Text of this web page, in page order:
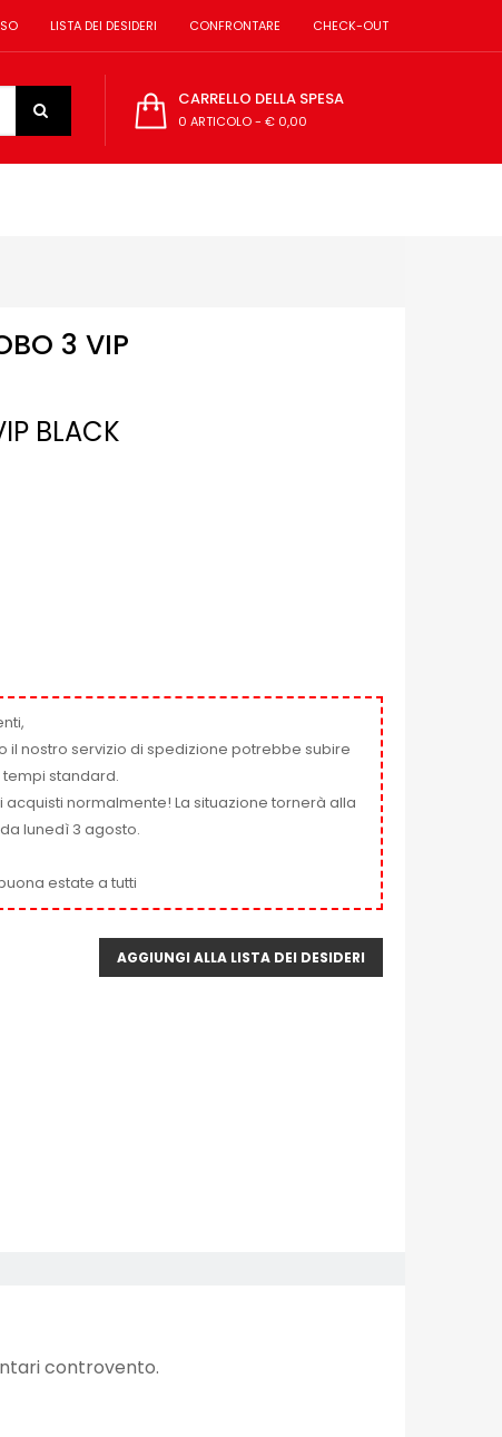
LISTA DEI DESIDERI CONFRONTARE CHECK-OUT
CARRELLO DELLA SPESA
0 ARTICOLO- € 0,00
3 VIP
BLACK
il nostro servizio di spedizione potrebbe subire
standard.
normalmente! La situazione tornerà alla
lunedì 3 agosto.
estate a tutti
AGGIUNGI ALLA LISTA DEI DESIDERI
controvento.